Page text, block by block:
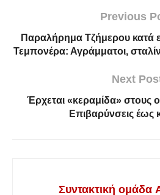
Previous
Παραλήρημα Τζήμερου κατά
Τεμπονέρα: Αγράμματοι,
Next
Έρχεται «κεραμίδα» στους
Επιβαρύνσεις έως
Συντακτική ομάδα